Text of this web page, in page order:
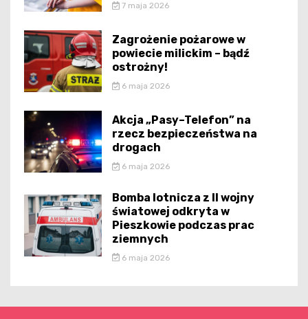
7 maja 2026
Zagrożenie pożarowe w
powiecie milickim – bądź
ostrożny!
6 maja 2026
Akcja „Pasy–Telefon” na
rzecz bezpieczeństwa na
drogach
6 maja 2026
Bomba lotnicza z II wojny
światowej odkryta w
Pieszkowie podczas prac
ziemnych
6 maja 2026